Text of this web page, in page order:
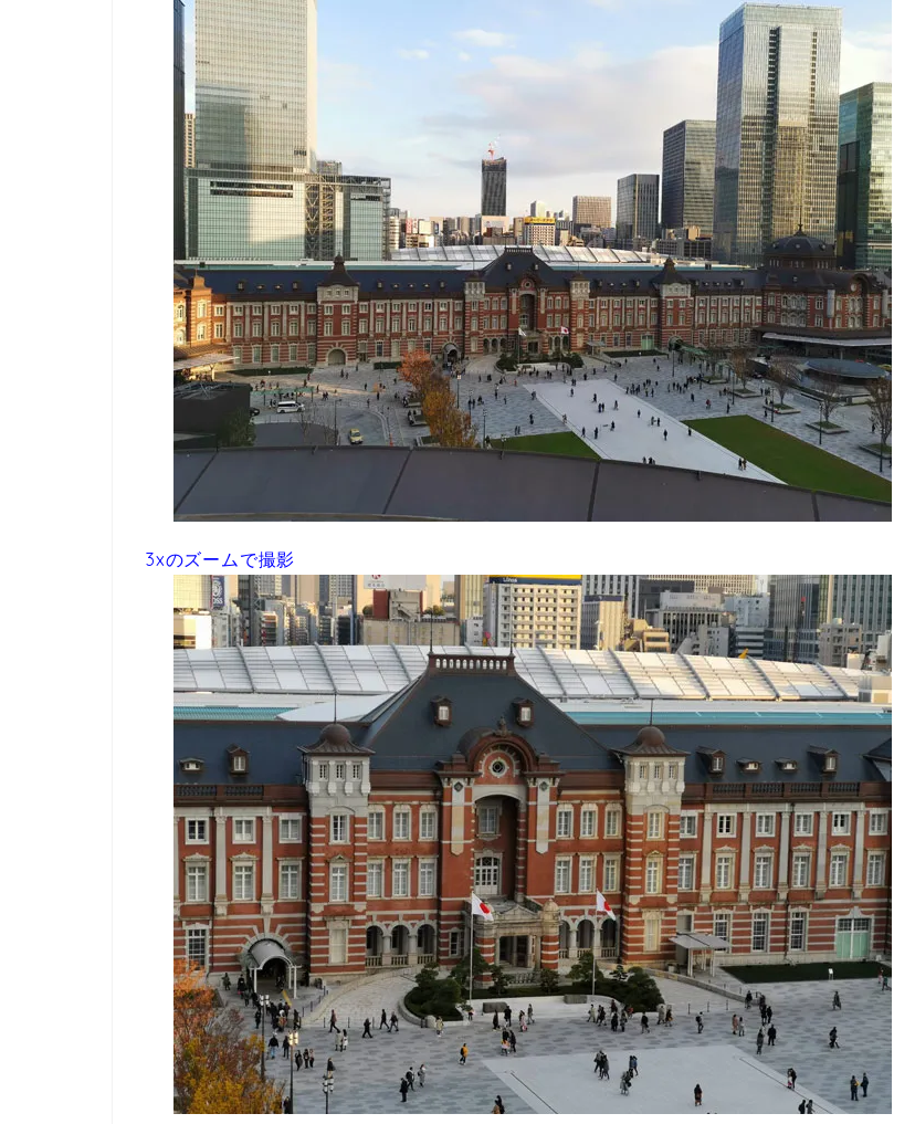
3xのズームで撮影